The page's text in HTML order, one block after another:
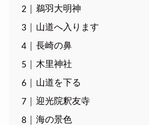
鵜羽大明神
山道へ入ります
長崎の鼻
木里神社
山道を下る
迎光院釈友寺
海の景色